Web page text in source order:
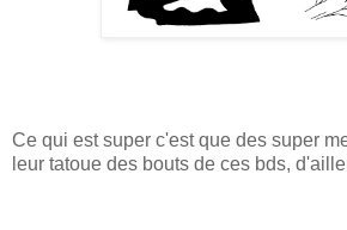
Ce qui est super c'est que des super
leur tatoue des bouts de ces bds,